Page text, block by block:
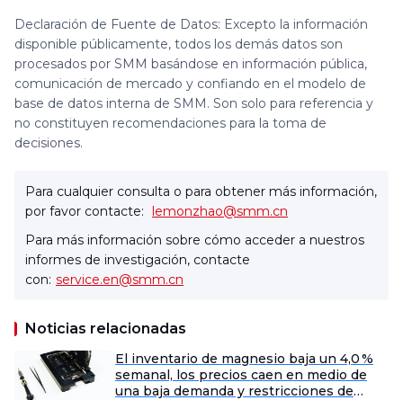
Declaración de Fuente de Datos: Excepto la información
disponible públicamente, todos los demás datos son
procesados por SMM basándose en información pública,
comunicación de mercado y confiando en el modelo de
base de datos interna de SMM. Son solo para referencia y
no constituyen recomendaciones para la toma de
decisiones.
Para cualquier consulta o para obtener más información,
por favor contacte: lemonzhao@smm.cn
Para más información sobre cómo acceder a nuestros
informes de investigación, contacte
con: service.en@smm.cn
Noticias relacionadas
El inventario de magnesio baja un 4,0 %
semanal, los precios caen en medio de
una baja demanda y restricciones de